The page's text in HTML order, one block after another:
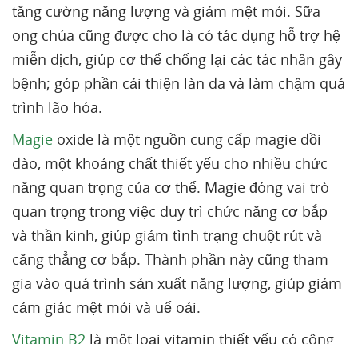
tăng cường năng lượng và giảm mệt mỏi. Sữa
ong chúa cũng được cho là có tác dụng hỗ trợ hệ
miễn dịch, giúp cơ thể chống lại các tác nhân gây
bệnh; góp phần cải thiện làn da và làm chậm quá
trình lão hóa.
Magie oxide là một nguồn cung cấp magie dồi
dào, một khoáng chất thiết yếu cho nhiều chức
năng quan trọng của cơ thể. Magie đóng vai trò
quan trọng trong việc duy trì chức năng cơ bắp
và thần kinh, giúp giảm tình trạng chuột rút và
căng thẳng cơ bắp. Thành phần này cũng tham
gia vào quá trình sản xuất năng lượng, giúp giảm
cảm giác mệt mỏi và uể oải.
Vitamin B2 là một loại vitamin thiết yếu có công